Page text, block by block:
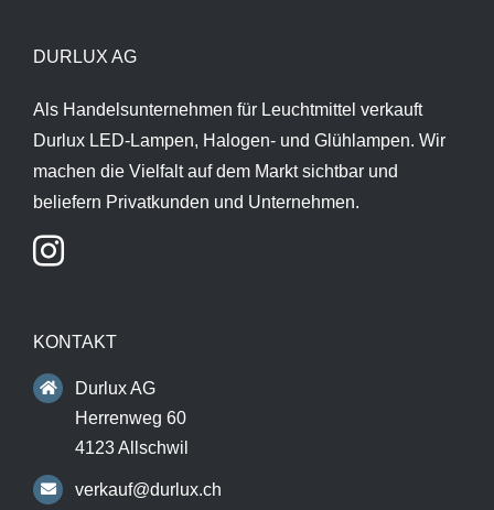
DURLUX AG
Als Handelsunternehmen für Leuchtmittel verkauft
Durlux LED-Lampen, Halogen- und Glühlampen. Wir
machen die Vielfalt auf dem Markt sichtbar und
beliefern Privatkunden und Unternehmen.
KONTAKT
Durlux AG
Herrenweg 60
4123 Allschwil
verkauf@durlux.ch